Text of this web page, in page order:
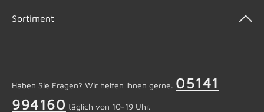
Sortiment
Haben Sie Fragen? Wir helfen Ihnen gerne. 05141
994160 täglich von 10-19 Uhr.